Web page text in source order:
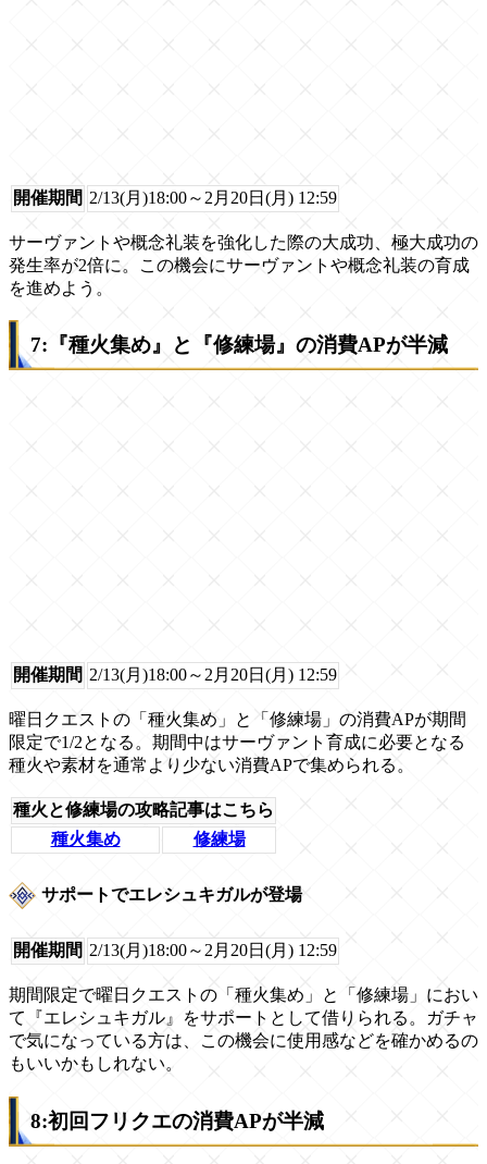
開催期間 2/13(月)18:00～2月20日(月) 12:59
サーヴァントや概念礼装を強化した際の大成功、極大成功の
発生率が2倍に。この機会にサーヴァントや概念礼装の育成
を進めよう。
7:『種火集め』と『修練場』の消費APが半減
開催期間 2/13(月)18:00～2月20日(月) 12:59
曜日クエストの「種火集め」と「修練場」の消費APが期間
限定で1/2となる。期間中はサーヴァント育成に必要となる
種火や素材を通常より少ない消費APで集められる。
種火と修練場の攻略記事はこちら
種火集め
修練場
サポートでエレシュキガルが登場
開催期間 2/13(月)18:00～2月20日(月) 12:59
期間限定で曜日クエストの「種火集め」と「修練場」におい
て『エレシュキガル』をサポートとして借りられる。ガチャ
で気になっている方は、この機会に使用感などを確かめるの
もいいかもしれない。
8:初回フリクエの消費APが半減